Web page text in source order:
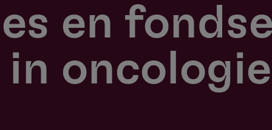
en
oncologie